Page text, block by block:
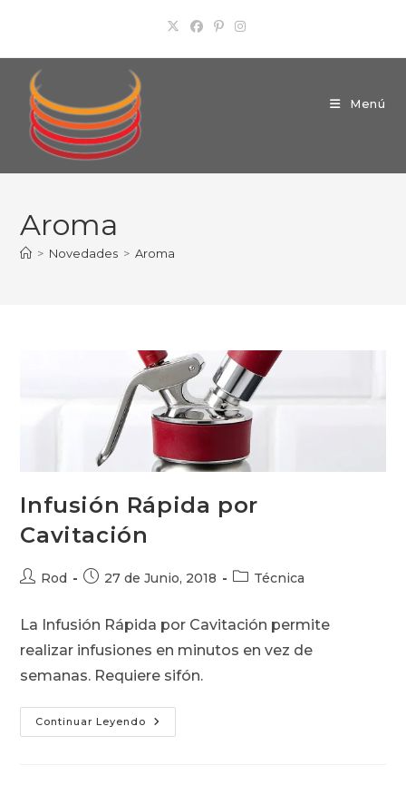
contenido
Menú
Aroma
> Novedades > Aroma
Infusión Rápida por
Cavitación
Autor
entrada:
Rod
Publicación
entrada:
27 de Junio, 2018
Categoría
entrada:
Técnica
La Infusión Rápida por Cavitación permite
realizar infusiones en minutos en vez de
semanas. Requiere sifón.
Continuar Leyendo Infusión
Rápida